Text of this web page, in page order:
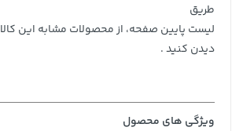
طریق
لیست پایین صفحه، از محصولات مشابه این کالا
دیدن کنید .
ویژگی های محصول